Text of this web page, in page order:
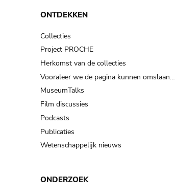
ONTDEKKEN
Collecties
Project PROCHE
Herkomst van de collecties
Vooraleer we de pagina kunnen omslaan…
MuseumTalks
Film discussies
Podcasts
Publicaties
Wetenschappelijk nieuws
ONDERZOEK